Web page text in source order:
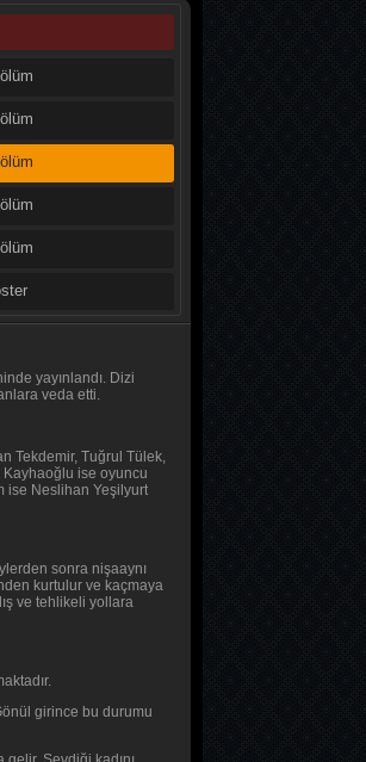
2026
2026
yayınlandı. Dizi
veda etti.
Tekdemir, Tuğrul Tülek,
Kayhaoğlu ise oyuncu
ise Neslihan Yeşilyurt
sonra nişaaynı
kurtulur ve kaçmaya
ve tehlikeli yollara
girince bu durumu